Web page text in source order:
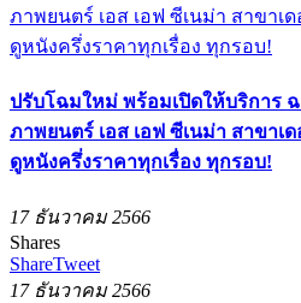
ปรับโฉมใหม่ พร้อมเปิดให้บริการ
ภาพยนตร์ เอส เอฟ ซีเนม่า สาขาเ
ดูหนังครึ่งราคาทุกเรื่อง ทุกรอบ!
17 ธันวาคม 2566
Shares
ShareTweet
17 ธันวาคม 2566